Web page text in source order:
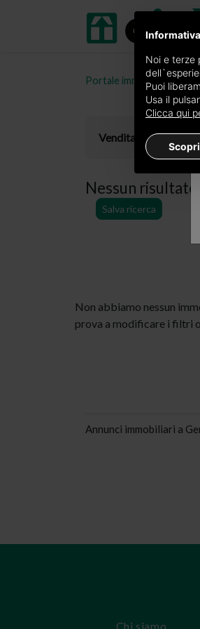
Portale immobiliare
Vendita
Nessun
Salva ricerca
Non abbiamo nessun
prova a modificare i filtri o
Annunci immobiliari a
Chi siamo
Informativa
Noi e terze
Puoi
Usa il
Clicca qui